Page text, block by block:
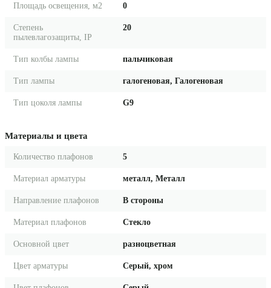
Площадь освещения, м2 0
Степень
пылевлагозащиты, IP
20
Тип колбы лампы пальчиковая
Тип лампы галогеновая, Галогеновая
Тип цоколя лампы G9
Материалы и цвета
Количество плафонов 5
Материал арматуры металл, Металл
Направление плафонов В стороны
Материал плафонов Стекло
Основной цвет разноцветная
Цвет арматуры Серый, хром